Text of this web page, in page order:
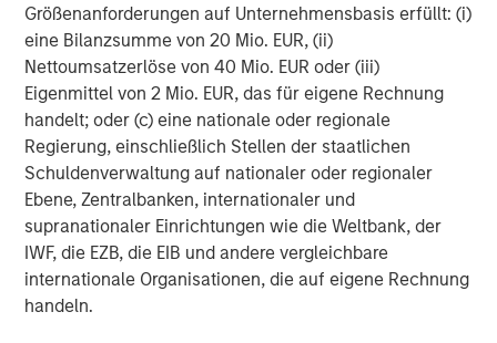
Größenanforderungen auf Unternehmensbasis erfüllt: (i)
eine Bilanzsumme von 20 Mio. EUR, (ii)
Nettoumsatzerlöse von 40 Mio. EUR oder (iii)
Eigenmittel von 2 Mio. EUR, das für eigene Rechnung
handelt; oder (c) eine nationale oder regionale
Regierung, einschließlich Stellen der staatlichen
Schuldenverwaltung auf nationaler oder regionaler
Ebene, Zentralbanken, internationaler und
supranationaler Einrichtungen wie die Weltbank, der
IWF, die EZB, die EIB und andere vergleichbare
internationale Organisationen, die auf eigene Rechnung
handeln.
Adam Shaw
Managing Director
Patrick Whitehead
Managing Director